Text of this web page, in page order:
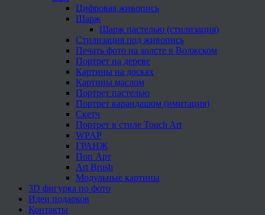
Цифровая живопись
Шарж
Шарж пастелью (стилизация)
Стилизация под живопись
Печать фото на холсте в Волжском
Портрет на дереве
Картины на досках
Картины маслом
Портрет пастелью
Портрет карандашом (имитация)
Скетч
Портрет в стиле Touch Art
WPAP
ГРАНЖ
Поп Арт
Art Brush
Модульные картины
3D фигурка по фото
Идеи подарков
Контакты